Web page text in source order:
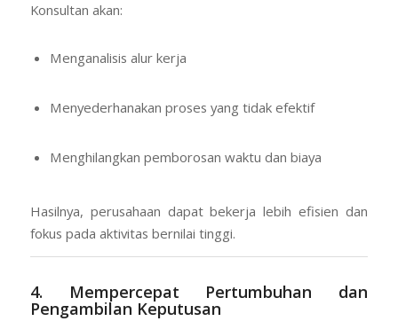
Konsultan akan:
Menganalisis alur kerja
Menyederhanakan proses yang tidak efektif
Menghilangkan pemborosan waktu dan biaya
Hasilnya, perusahaan dapat bekerja lebih efisien dan
fokus pada aktivitas bernilai tinggi.
4. Mempercepat Pertumbuhan dan
Pengambilan Keputusan